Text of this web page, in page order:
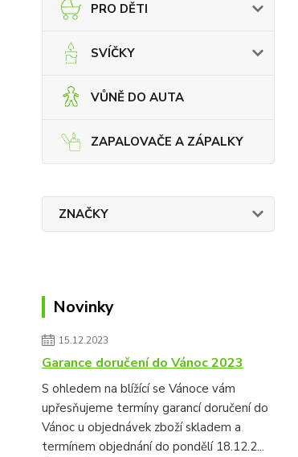
PRO DĚTI
SVÍČKY
VŮNĚ DO AUTA
ZAPALOVAČE A ZÁPALKY
ZNAČKY
Novinky
15.12.2023
Garance doručení do Vánoc 2023
S ohledem na blížící se Vánoce vám
upřesňujeme termíny garancí doručení do
Vánoc u objednávek zboží skladem a
termínem objednání do pondělí 18.12.2...